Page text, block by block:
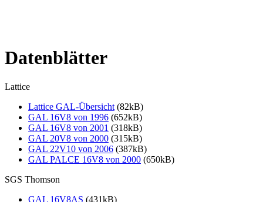
Datenblätter
Lattice
Lattice GAL-Übersicht (82kB)
GAL 16V8 von 1996 (652kB)
GAL 16V8 von 2001 (318kB)
GAL 20V8 von 2000 (315kB)
GAL 22V10 von 2006 (387kB)
GAL PALCE 16V8 von 2000 (650kB)
SGS Thomson
GAL 16V8AS (431kB)